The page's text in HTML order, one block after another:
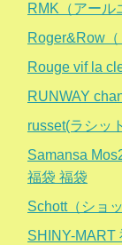
RMK（アール
Roger&Row
Rouge vif la
RUNWAY
russet(ラシッ
Samansa
福袋 福袋
Schott（ショ
SHINY-MART